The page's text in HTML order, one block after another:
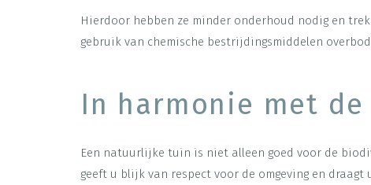
Hierdoor hebben ze minder onderhoud nodig en
gebruik van chemische bestrijdingsmiddelen
In harmonie met de
Een natuurlijke tuin is niet alleen goed voor de
geeft u blijk van respect voor de omgeving en